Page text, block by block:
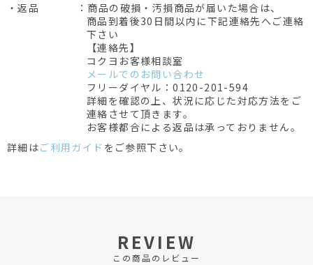
・返品
：商品の破損・汚損商品が届いた場合は、
商品到着後30日間以内に下記連絡先へご連絡
下さい
【連絡先】
コクヨお客様相談室
メールでのお問い合わせ
フリーダイヤル：0120-201-594
詳細を確認の上、状況に応じた対応方法をご
連絡させて頂きます。
お客様都合による返品は承っておりません。
詳細はご利用ガイド をご参照下さい。
REVIEW
この商品のレビュー